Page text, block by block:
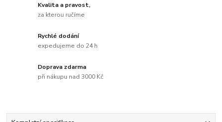
Kvalita a pravost,
za kterou ručíme
Rychlé dodání
expedujeme do 24 h
Doprava zdarma
při nákupu nad 3000 Kč